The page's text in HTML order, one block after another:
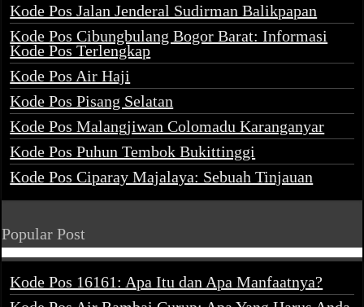
Kode Pos Jalan Jenderal Sudirman Balikpapan
Kode Pos Cibungbulang Bogor Barat: Informasi
Kode Pos Terlengkap
Kode Pos Air Haji
Kode Pos Pisang Selatan
Kode Pos Malangjiwan Colomadu Karanganyar
Kode Pos Puhun Tembok Bukittinggi
Kode Pos Ciparay Majalaya: Sebuah Tinjauan
Popular Post
Kode Pos 16161: Apa Itu dan Apa Manfaatnya?